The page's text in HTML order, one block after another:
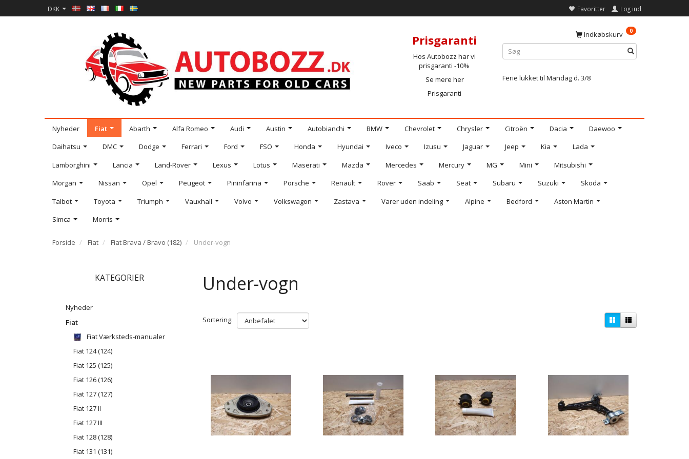
DKK Favoritter Log ind
Prisgaranti
Hos Autobozz har vi
prisgaranti -10%
Se mere her
Prisgaranti
Indkøbskurv 0
Ferie lukket til Mandag d. 3/8
Nyheder Fiat Abarth Alfa Romeo Audi Austin Autobianchi BMW Chevrolet Chrysler Citroën Dacia
Daewoo
Daihatsu
DMC Dodge Ferrari Ford FSO Honda Hyundai Iveco Izusu Jaguar Jeep Kia
Lada
Lamborghini
Lancia Land-Rover Lexus Lotus Maserati Mazda Mercedes Mercury MG Mini
Mitsubishi
Morgan
Nissan Opel Peugeot Pininfarina Porsche Renault Rover Saab Seat Subaru Suzuki
Skoda
Talbot
Toyota Triumph Vauxhall Volvo Volkswagon Zastava Varer uden indeling Alpine Bedford
Aston Martin
Simca
Morris
Forside Fiat Fiat Brava / Bravo (182) Under-vogn
KATEGORIER
Nyheder
Fiat
Fiat Værksteds-manualer
Fiat 124 (124)
Fiat 125 (125)
Fiat 126 (126)
Fiat 127 (127)
Fiat 127 II
Fiat 127 III
Fiat 128 (128)
Fiat 131 (131)
Under-vogn
Sortering: